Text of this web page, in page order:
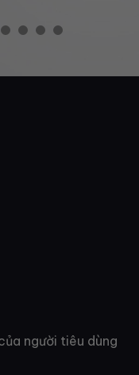
người tiêu dùng